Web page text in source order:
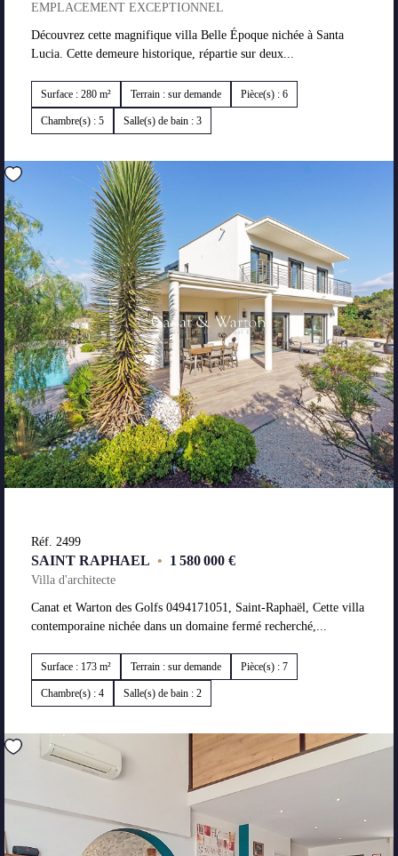
EMPLACEMENT EXCEPTIONNEL
Découvrez cette magnifique villa Belle Époque nichée à Santa
Lucia. Cette demeure historique, répartie sur deux...
Surface : 280 m² Terrain : sur demande Pièce(s) : 6
Chambre(s) : 5 Salle(s) de bain : 3
Réf. 2499
SAINT RAPHAEL • 1 580 000 €
Villa d'architecte
Canat et Warton des Golfs 0494171051, Saint-Raphaël, Cette villa
contemporaine nichée dans un domaine fermé recherché,...
Surface : 173 m² Terrain : sur demande Pièce(s) : 7
Chambre(s) : 4 Salle(s) de bain : 2